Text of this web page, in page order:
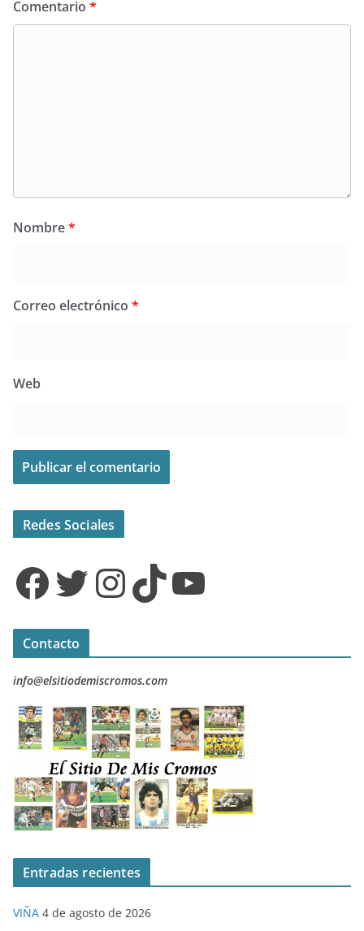
Comentario *
Nombre*
Correo electrónico *
Web
Redes Sociales
Facebook Twitter InstagramTikTok YouTube
Contacto
info@elsitiodemiscromos.com
Entradas recientes
VIÑA 4 de agosto de 2026